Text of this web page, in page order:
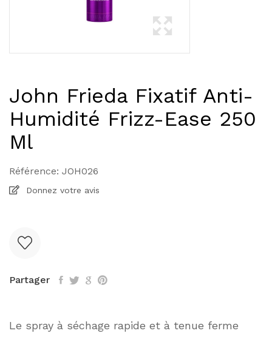
John Frieda Fixatif Anti-
Humidité Frizz-Ease 250
Ml
Référence: JOH026
Donnez votre avis
Partager
Le spray à séchage rapide et à tenue ferme